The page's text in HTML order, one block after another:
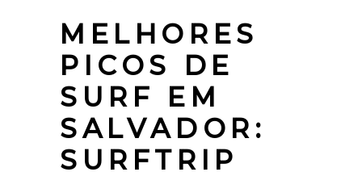
MELHORES
PICOS DE
SURF EM
SALVADOR:
SURFTRIP